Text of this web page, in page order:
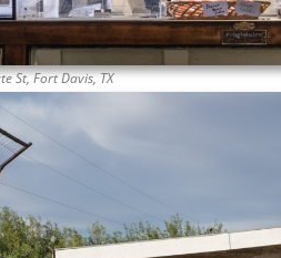
St, Fort Davis, TX